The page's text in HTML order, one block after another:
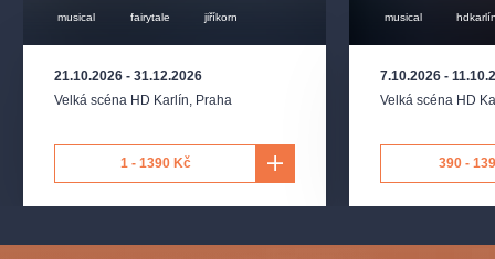
musical fairytale jiříkorn
21.10.2026 - 31.12.2026
Velká scéna HD Karlín Praha
1 - 1390 Kč
musical
7.10.2026 -
Velká scéna HD
390 -